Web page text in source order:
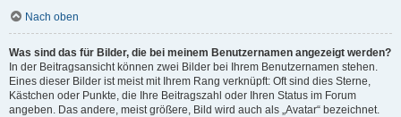
Nach oben
Was sind das für Bilder, die bei meinem Benutzernamen angezeigt werden?
In der Beitragsansicht können zwei Bilder bei Ihrem Benutzernamen stehen.
Eines dieser Bilder ist meist mit Ihrem Rang verknüpft: Oft sind dies Sterne,
Kästchen oder Punkte, die Ihre Beitragszahl oder Ihren Status im Forum
angeben. Das andere, meist größere, Bild wird auch als „Avatar“ bezeichnet.